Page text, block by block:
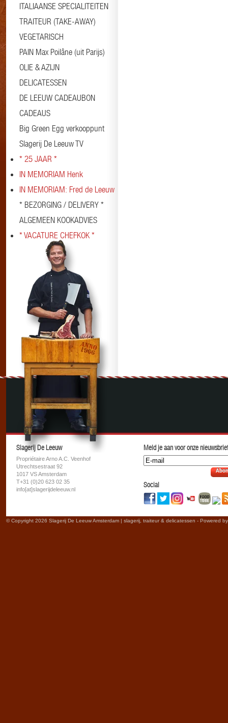
ITALIAANSE SPECIALITEITEN
TRAITEUR (TAKE-AWAY)
VEGETARISCH
PAIN Max Poilâne (uit Parijs)
OLIE & AZIJN
DELICATESSEN
DE LEEUW CADEAUBON
CADEAUS
Big Green Egg verkooppunt
Slagerij De Leeuw TV
* 25 JAAR *
IN MEMORIAM Henk
IN MEMORIAM: Fred de Leeuw
* BEZORGING / DELIVERY *
ALGEMEEN KOOKADVIES
* VACATURE CHEFKOK *
Slagerij De Leeuw
Propriétaire Arno A.C. Veenhof
Utrechtsestraat 92
1017 VS Amsterdam
T+31 (0)20 623 02 35
info[at]slagerijdeleeuw.nl
Meld je aan voor onze
Social
© Copyright 2026 Slagerij De Leeuw Amsterdam | slagerij, traiteur & delicatessen - Powered